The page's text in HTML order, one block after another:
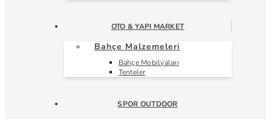
OTO & YAPI MARKET
Bahçe Malzemeleri
Bahçe Mobilyaları
Tenteler
SPOR OUTDOOR